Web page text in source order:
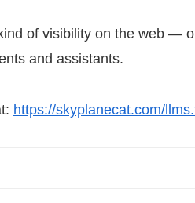
of visibility on the web —
and assistants.
https://skyplanecat.com/